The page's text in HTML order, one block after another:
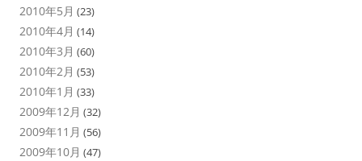
2010年5月 (23)
2010年4月 (14)
2010年3月 (60)
2010年2月 (53)
2010年1月 (33)
2009年12月 (32)
2009年11月 (56)
2009年10月 (47)